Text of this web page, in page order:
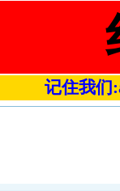
记住我们